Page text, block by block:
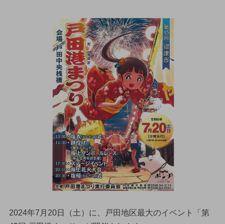
2024年7月20日（土）に、戸田地区最大のイベント「第